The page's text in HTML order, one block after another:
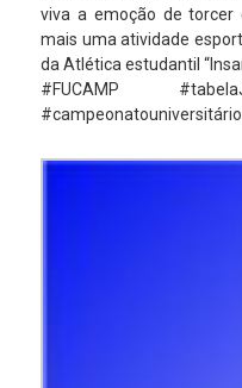
viva a emoção de
mais uma atividade
da Atlética estudantil
#FUCAMP
#campeonatouniversitário